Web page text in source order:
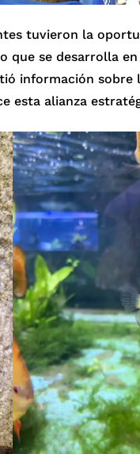
tuvieron la
que se desarrolla
información
esta alianza